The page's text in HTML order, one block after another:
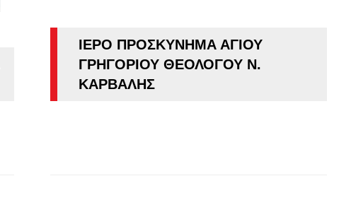
ΙΕΡΟ ΠΡΟΣΚΥΝΗΜΑ ΑΓΙΟΥ
ΓΡΗΓΟΡΙΟΥ ΘΕΟΛΟΓΟΥ Ν.
ΚΑΡΒΑΛΗΣ